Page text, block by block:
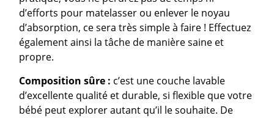
d’efforts pour matelasser ou enlever le noyau
d’absorption, ce sera très simple à faire ! Effectuez
également ainsi la tâche de manière saine et
propre.
Composition sûre : c’est une couche lavable
d’excellente qualité et durable, si flexible que votre
bébé peut explorer autant qu’il le souhaite. De